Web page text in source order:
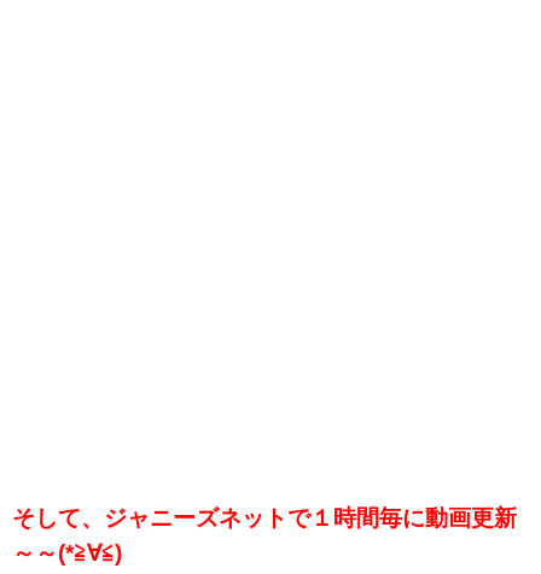
そして、ジャニーズネットで１時間毎に動画更新
～～(*≧∀≦)